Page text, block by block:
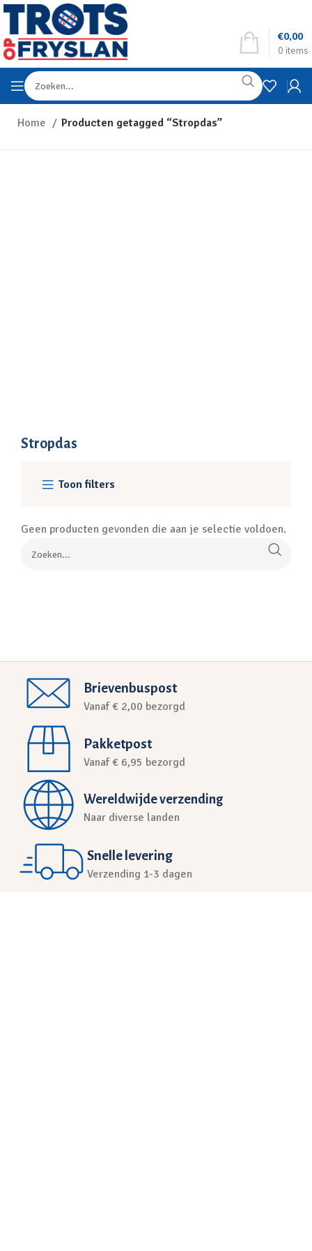
0 items
€0,00
Home Producten getagged “Stropdas”
Stropdas
Toon filters
Geen producten gevonden die aan je selectie voldoen.
Brievenbuspost
Vanaf € 2,00 bezorgd
Pakketpost
Vanaf € 6,95 bezorgd
Wereldwijde verzending
Naar diverse landen
Snelle levering
Verzending 1-3 dagen